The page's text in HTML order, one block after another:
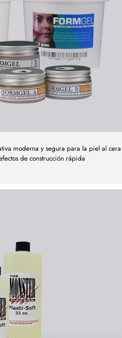
moderna y segura para la piel al cera
de construcción rápida